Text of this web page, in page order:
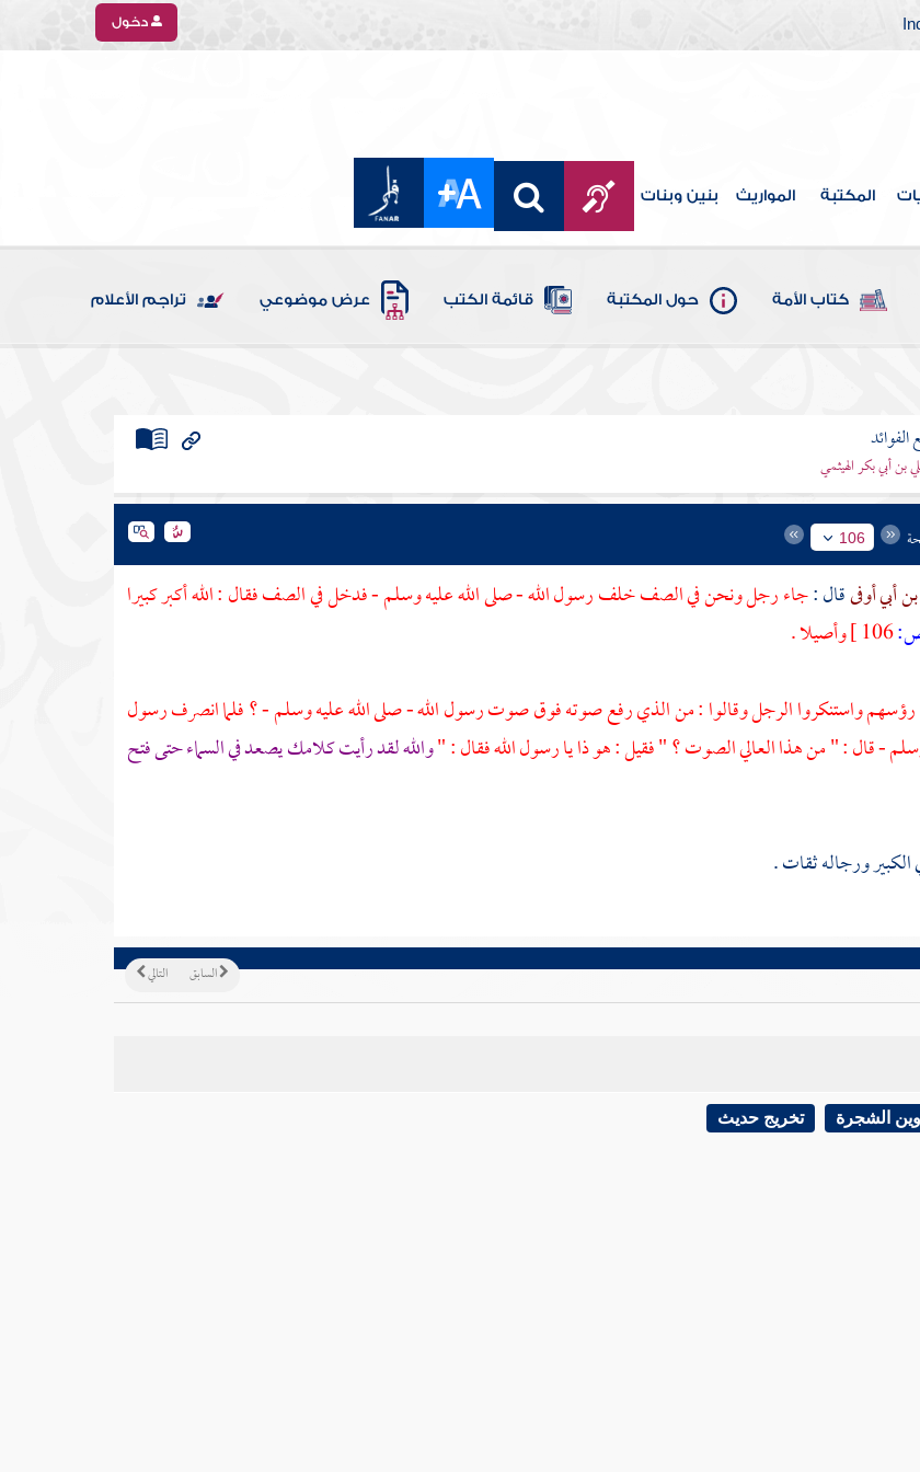
دخول
المكتبة المواريث بنين وبنات
كتاب الأمة حول المكتبة قائمة الكتب عرض موضوعي تراجم الأعلام
بن أبي بكر الهيثمي
106
أبي أوفىقال :جاء رجل ونحن في الصف خلف رسول الله - صلى الله عليه وسلم - فدخل في الصف فقال : الله أكبر كبيرا
وأصيلا .
رؤسهم واستنكروا الرجل وقالوا : من الذي رفع صوته فوق صوت رسول الله - صلى الله عليه وسلم - ؟ فلما انصرف رسول
- قال : " من هذا العالي الصوت ؟ " فقيل : هو ذا يا رسول الله فقال : "والله لقد رأيت كلامك يصعد في السماء حتى فتح
الكبير ورجاله ثقات .
التالي السابق
الشجرة تخريج حديث